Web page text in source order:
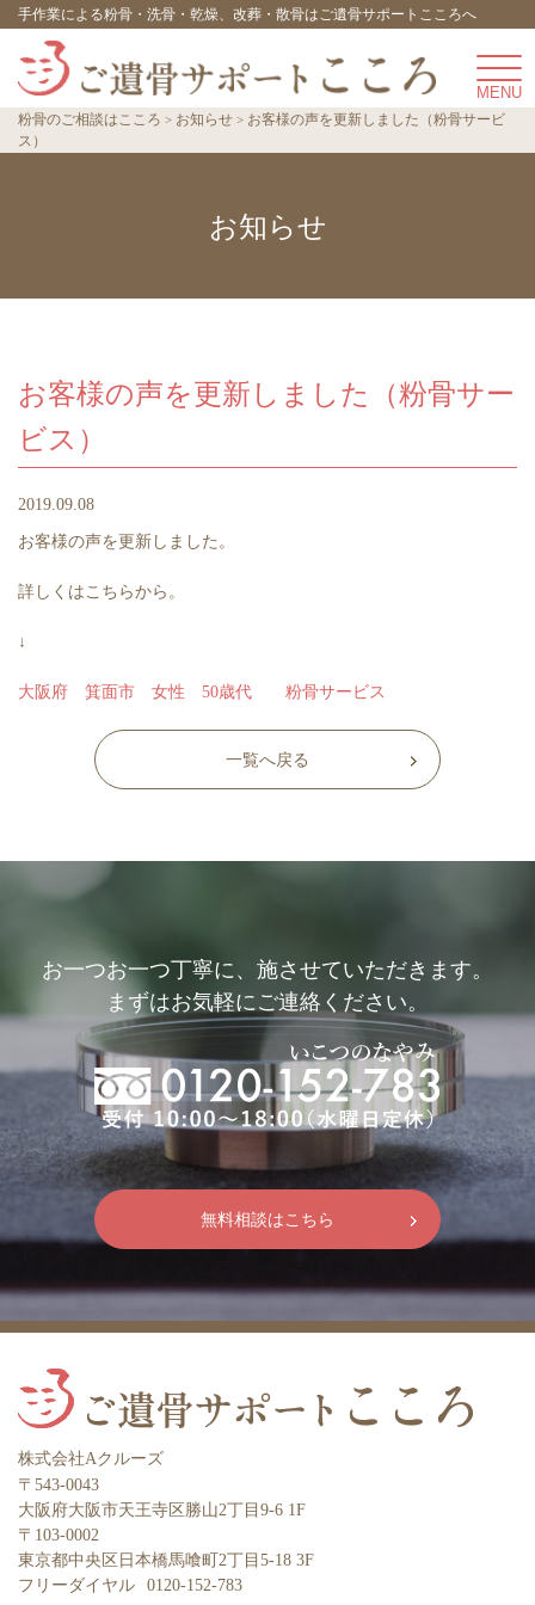
手作業による粉骨・洗骨・乾燥、改葬・散骨はご遺骨サポートこころへ
粉骨のご相談はこころ お知らせ
お客様の声を更新しました（粉骨サービ
ス）
お知らせ
お客様の声を更新しました（粉骨サー
ビス）
2019.09.08
お客様の声を更新しました。
詳しくはこちらから。
↓
大阪府 箕面市 女性 50歳代 粉骨サービス
一覧へ戻る
お一つお一つ丁寧に、施させていただきます。
まずはお気軽にご連絡ください。
無料相談はこちら
株式会社Aクルーズ
〒543-0043
大阪府大阪市天王寺区勝山2丁目9-6 1F
〒103-0002
東京都中央区日本橋馬喰町2丁目5-18 3F
フリーダイヤル
0120-152-783